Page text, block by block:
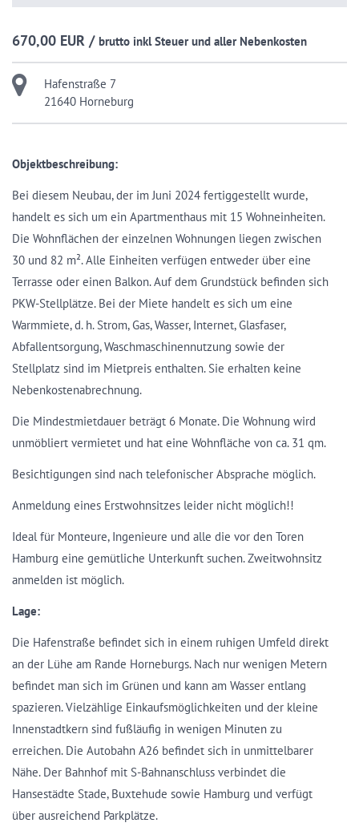
670,00 EUR / brutto inkl Steuer und aller Nebenkosten
Hafenstraße 7
21640 Horneburg
Objektbeschreibung:
Bei diesem Neubau, der im Juni 2024 fertiggestellt wurde,
handelt es sich um ein Apartmenthaus mit 15 Wohneinheiten.
Die Wohnflächen der einzelnen Wohnungen liegen zwischen
30 und 82 m². Alle Einheiten verfügen entweder über eine
Terrasse oder einen Balkon. Auf dem Grundstück befinden sich
PKW-Stellplätze. Bei der Miete handelt es sich um eine
Warmmiete, d. h. Strom, Gas, Wasser, Internet, Glasfaser,
Abfallentsorgung, Waschmaschinennutzung sowie der
Stellplatz sind im Mietpreis enthalten. Sie erhalten keine
Nebenkostenabrechnung.
Die Mindestmietdauer beträgt 6 Monate. Die Wohnung wird
unmöbliert vermietet und hat eine Wohnfläche von ca. 31 qm.
Besichtigungen sind nach telefonischer Absprache möglich.
Anmeldung eines Erstwohnsitzes leider nicht möglich!!
Ideal für Monteure, Ingenieure und alle die vor den Toren
Hamburg eine gemütliche Unterkunft suchen. Zweitwohnsitz
anmelden ist möglich.
Lage:
Die Hafenstraße befindet sich in einem ruhigen Umfeld direkt
an der Lühe am Rande Horneburgs. Nach nur wenigen Metern
befindet man sich im Grünen und kann am Wasser entlang
spazieren. Vielzählige Einkaufsmöglichkeiten und der kleine
Innenstadtkern sind fußläufig in wenigen Minuten zu
erreichen. Die Autobahn A26 befindet sich in unmittelbarer
Nähe. Der Bahnhof mit S-Bahnanschluss verbindet die
Hansestädte Stade, Buxtehude sowie Hamburg und verfügt
über ausreichend Parkplätze.